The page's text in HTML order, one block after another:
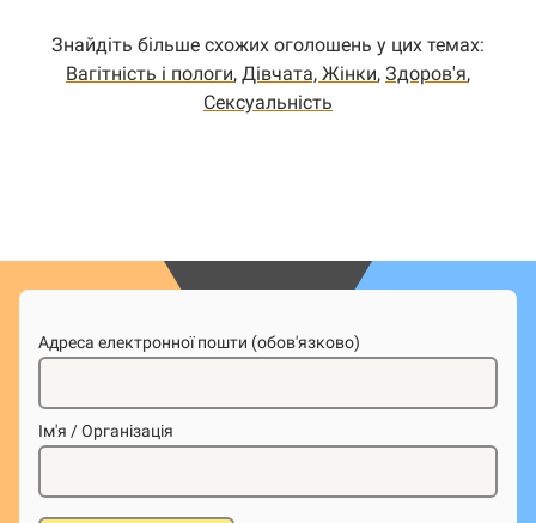
Знайдіть більше схожих оголошень у цих темах:
Вагітність і пологи, Дівчата, Жінки, Здоров'я,
Сексуальність
Адреса електронної пошти (обов'язково)
Ім'я / Організація